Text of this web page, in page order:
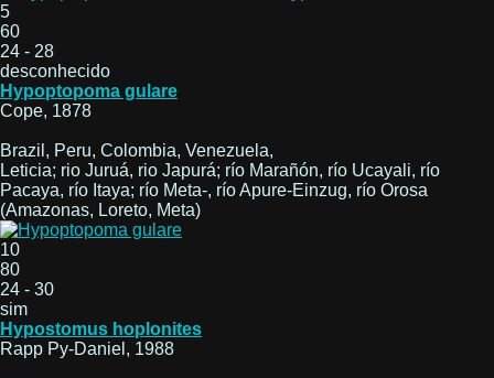
5
60
24 - 28
desconhecido
Hypoptopoma gulare
Cope, 1878
Brazil, Peru, Colombia, Venezuela,
Leticia; rio Juruá, rio Japurá; río Marañón, río Ucayali, río
Pacaya, río Itaya; río Meta-, río Apure-Einzug, río Orosa
(Amazonas, Loreto, Meta)
10
80
24 - 30
sim
Hypostomus hoplonites
Rapp Py-Daniel, 1988